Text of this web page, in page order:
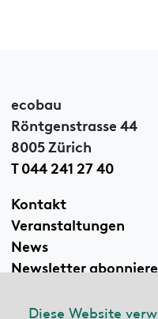
Diese Website
ecobau
Röntgenstrasse 44
8005 Zürich
T 044 241 27 40
Kontakt
Veranstaltungen
News
Newsletter